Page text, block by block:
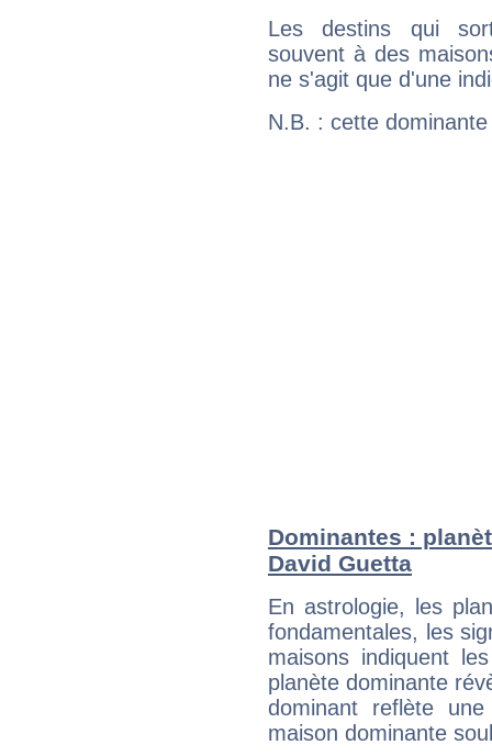
Les destins qui
souvent à des
ne s'agit que d'une
N.B. : cette
Dominantes :
David Guetta
En astrologie, les
fondamentales, les
maisons indiquent
planète dominante
dominant reflète
maison dominante